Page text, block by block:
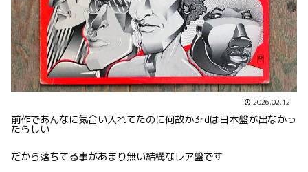
2026.02.12
前作であんなに気合い入れてたのに何故か3rdは日本盤が出なかっ
たらしい
だから落ちてる事があまり無い結構なレア盤です